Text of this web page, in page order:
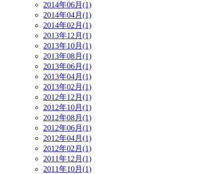
2014年06月(1)
2014年04月(1)
2014年02月(1)
2013年12月(1)
2013年10月(1)
2013年08月(1)
2013年06月(1)
2013年04月(1)
2013年02月(1)
2012年12月(1)
2012年10月(1)
2012年08月(1)
2012年06月(1)
2012年04月(1)
2012年02月(1)
2011年12月(1)
2011年10月(1)